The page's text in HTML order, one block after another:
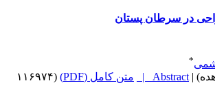
در سرطان پستان
|
Abstract | متن کامل (PDF)
(۱۱۶۹۷۴